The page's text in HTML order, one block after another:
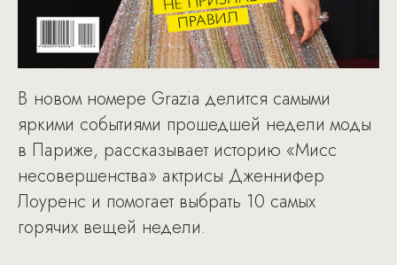
В новом номере Grazia делится самыми
яркими событиями прошедшей недели моды
в Париже, рассказывает историю «Мисс
несовершенства» актрисы Дженнифер
Лоуренс и помогает выбрать 10 самых
горячих вещей недели.